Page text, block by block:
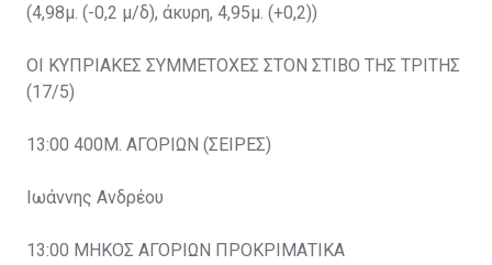
(4,98μ. (-0,2 μ/δ), άκυρη, 4,95μ. (+0,2))
ΟΙ ΚΥΠΡΙΑΚΕΣ ΣΥΜΜΕΤΟΧΕΣ ΣΤΟΝ ΣΤΙΒΟ ΤΗΣ ΤΡΙΤΗΣ
(17/5)
13:00 400Μ. ΑΓΟΡΙΩΝ (ΣΕΙΡΕΣ)
Ιωάννης Ανδρέου
13:00 ΜΗΚΟΣ ΑΓΟΡΙΩΝ ΠΡΟΚΡΙΜΑΤΙΚΑ